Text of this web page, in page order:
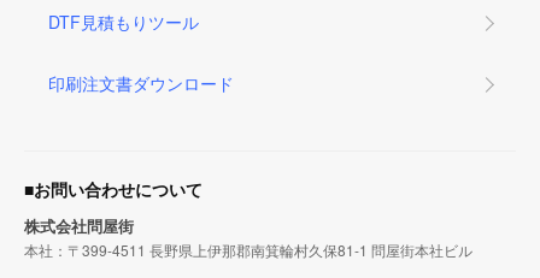
DTF見積もりツール
印刷注文書ダウンロード
■お問い合わせについて
株式会社問屋街
本社：〒399-4511 長野県上伊那郡南箕輪村久保81-1 問屋街本社ビル